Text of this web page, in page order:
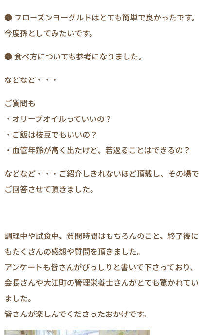
● フローズンヨーグルトはとても簡単で良かったです。
今度孫としてみたいです。
● 食べ方についても参考になりました。
などなど・・・
ご質問も
・オリーブオイルっていいの？
・ご飯は枝豆でもいいの？
・血管年齢が高く出たけど、若返ることはできるの？
などなど・・・ご紹介しきれないほど頂戴し、その場で
ご回答させて頂きました。
調理中や試食中、質問時間はもちろんのこと、終了後に
もたくさんの感想や質問を頂きました。
アンケートも皆さんがびっしりと書いて下さっており、
会長さんや大江町の管理栄養士さんがとても驚かれてい
ました。
皆さんが楽しんでくださったおかげです。